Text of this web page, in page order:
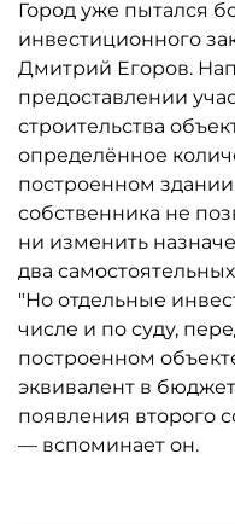
Город уже пытался
инвестиционного
Дмитрий Егоров.
предоставлении
строительства
определённое
построенном
собственника не
ни изменить
два
"Но отдельные
числе и по суду,
построенном
эквивалент в
появления второго
— вспоминает он.